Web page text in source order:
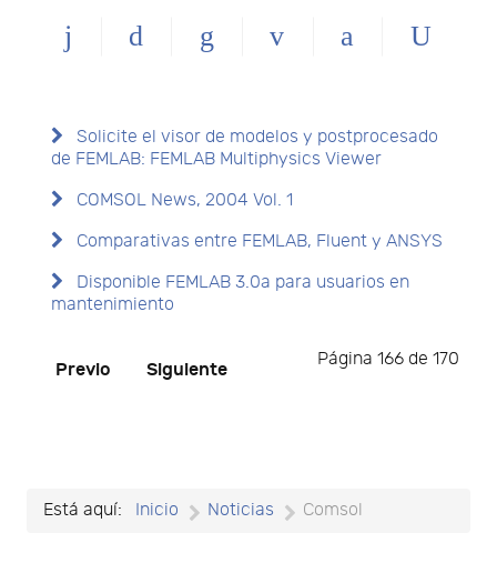
Solicite el visor de modelos y postprocesado
de FEMLAB: FEMLAB Multiphysics Viewer
COMSOL News, 2004 Vol. 1
Comparativas entre FEMLAB, Fluent y ANSYS
Disponible FEMLAB 3.0a para usuarios en
mantenimiento
Página 166 de 170
Previo Siguiente
Está aquí: Inicio Noticias Comsol